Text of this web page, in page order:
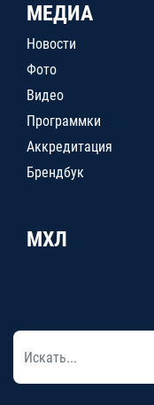
МЕДИА
Новости
Фото
Видео
Программки
Аккредитация
Брендбук
МХЛ